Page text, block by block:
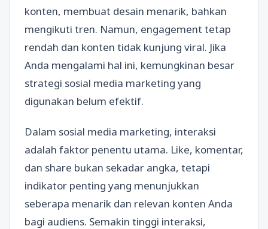
konten, membuat desain menarik, bahkan
mengikuti tren. Namun, engagement tetap
rendah dan konten tidak kunjung viral. Jika
Anda mengalami hal ini, kemungkinan besar
strategi sosial media marketing yang
digunakan belum efektif.
Dalam sosial media marketing, interaksi
adalah faktor penentu utama. Like, komentar,
dan share bukan sekadar angka, tetapi
indikator penting yang menunjukkan
seberapa menarik dan relevan konten Anda
bagi audiens. Semakin tinggi interaksi,